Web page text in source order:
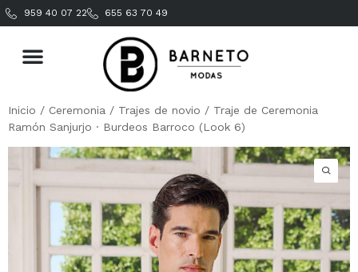
959 40 07 22 655 63 70 49
Inicio / Ceremonia / Trajes de novio / Traje de Ceremonia
Ramón Sanjurjo · Burdeos Barroco (Look 6)